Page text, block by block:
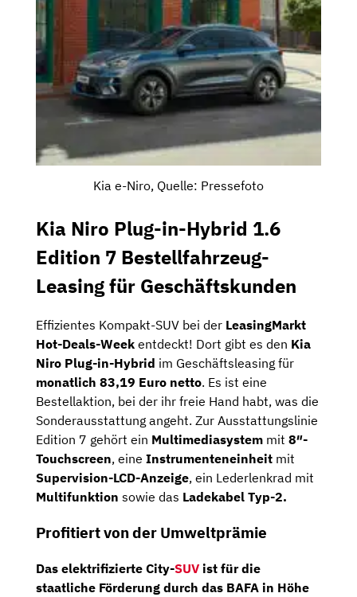
Kia e-Niro, Quelle: Pressefoto
Kia Niro Plug-in-Hybrid 1.6
Edition 7 Bestellfahrzeug-
Leasing für Geschäftskunden
Effizientes Kompakt-SUV bei der LeasingMarkt
Hot-Deals-Week entdeckt! Dort gibt es den Kia
Niro Plug-in-Hybrid im Geschäftsleasing für
monatlich 83,19 Euro netto. Es ist eine
Bestellaktion, bei der ihr freie Hand habt, was die
Sonderausstattung angeht. Zur Ausstattungslinie
Edition 7 gehört ein Multimediasystem mit 8″-
Touchscreen, eine Instrumenteneinheit mit
Supervision-LCD-Anzeige, ein Lederlenkrad mit
Multifunktion sowie das Ladekabel Typ-2.
Profitiert von der Umweltprämie
Das elektrifizierte City-SUV ist für die
staatliche Förderung durch das BAFA in Höhe